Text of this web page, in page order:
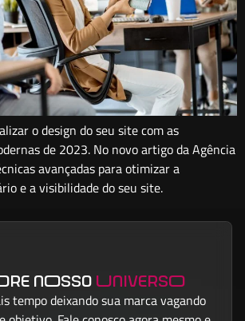
o design do seu site com as
de 2023. No novo artigo da Agência
avançadas para otimizar a
e a visibilidade do seu site.
nOsso UniversO
tempo deixando sua marca vagando